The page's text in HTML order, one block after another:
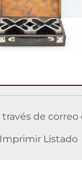
de
Imprimir Listado